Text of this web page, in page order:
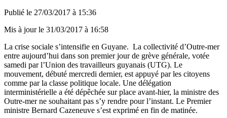
Publié le 27/03/2017 à 15:36
Mis à jour le 31/03/2017 à 16:58
La crise sociale s’intensifie en Guyane. La collectivité d’Outre-mer
entre aujourd’hui dans son premier jour de grève générale, votée
samedi par l’Union des travailleurs guyanais (UTG). Le
mouvement, débuté mercredi dernier, est appuyé par les citoyens
comme par la classe politique locale. Une délégation
interministérielle a été dépêchée sur place avant-hier, la ministre des
Outre-mer ne souhaitant pas s’y rendre pour l’instant. Le Premier
ministre Bernard Cazeneuve s’est exprimé en fin de matinée.